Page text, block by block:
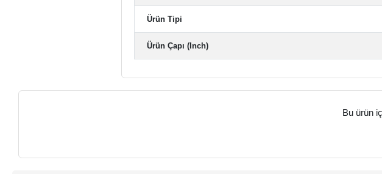
Ürün Tipi
Ürün Çapı (Inch)
Bu ürün